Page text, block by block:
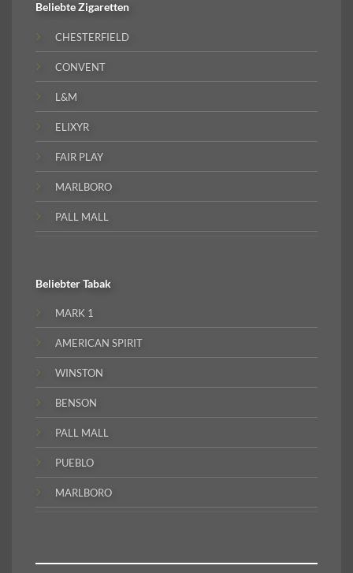
BeliebteZigaretten
CHESTERFIELD
CONVENT
L&M
ELIXYR
FAIR PLAY
MARLBORO
PALL MALL
BeliebterTabak
MARK 1
AMERICAN SPIRIT
WINSTON
BENSON
PALL MALL
PUEBLO
MARLBORO